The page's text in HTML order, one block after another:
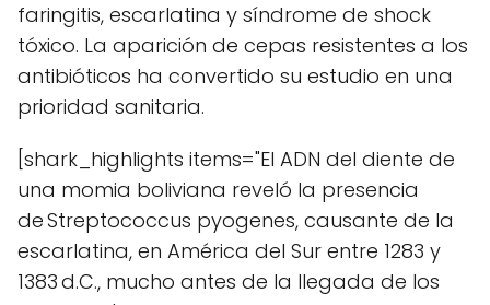
faringitis, escarlatina y síndrome de shock
tóxico. La aparición de cepas resistentes a los
antibióticos ha convertido su estudio en una
prioridad sanitaria.
[shark_highlights items="El ADN del diente de
una momia boliviana reveló la presencia
de Streptococcus pyogenes, causante de la
escarlatina, en América del Sur entre 1283 y
1383 d.C., mucho antes de la llegada de los